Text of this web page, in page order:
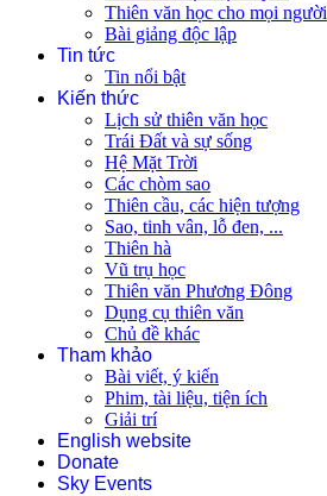
Thiên văn học cho mọi người
Bài giảng độc lập
Tin tức
Tin nổi bật
Kiến thức
Lịch sử thiên văn học
Trái Đất và sự sống
Hệ Mặt Trời
Các chòm sao
Thiên cầu, các hiện tượng
Sao, tinh vân, lỗ đen, ...
Thiên hà
Vũ trụ học
Thiên văn Phương Đông
Dụng cụ thiên văn
Chủ đề khác
Tham khảo
Bài viết, ý kiến
Phim, tài liệu, tiện ích
Giải trí
English website
Donate
Sky Events